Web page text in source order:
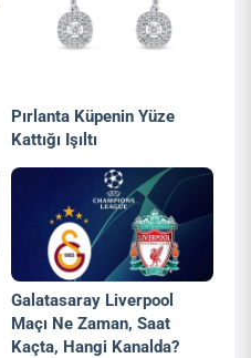
Pırlanta Küpenin Yüze
Kattığı Işıltı
Galatasaray Liverpool
Maçı Ne Zaman, Saat
Kaçta, Hangi Kanalda?